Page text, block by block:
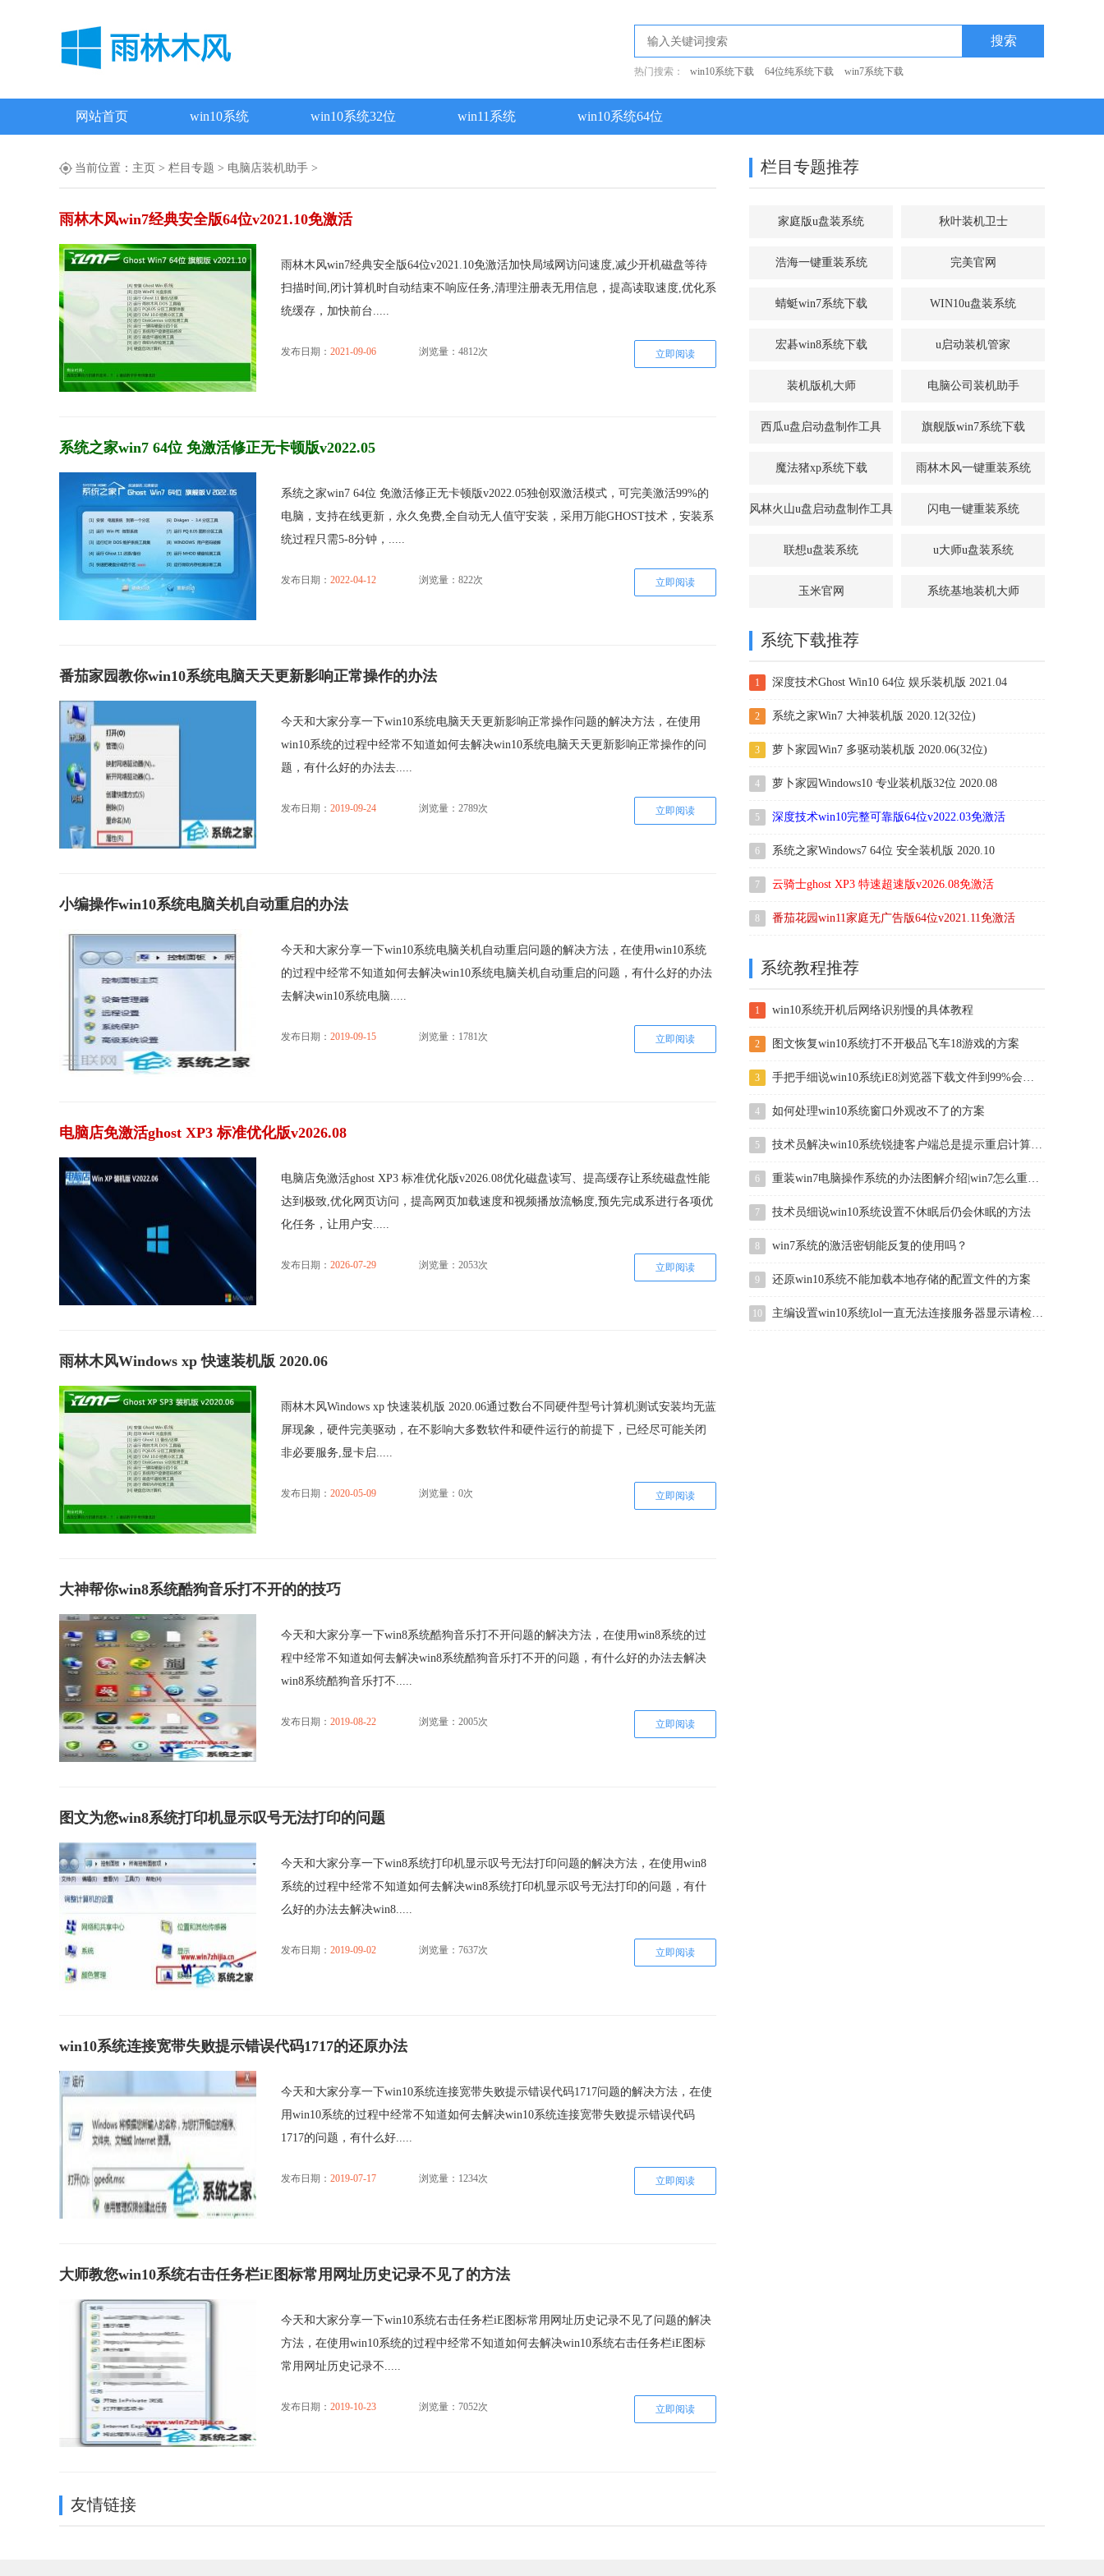
热门搜索： win10系统下载 64位纯系统下载 win7系统下载
网站首页 win10系统 win10系统32位 win11系统 win10系统64位
当前位置： 主页 > 栏目专题 > 电脑店装机助手 >
雨林木风win7经典安全版64位v2021.10免激活
雨林木风win7经典安全版64位v2021.10免激活加快局域网访问速度,减少开机磁盘等待
扫描时间,闭计算机时自动结束不响应任务,清理注册表无用信息，提高读取速度,优化系
统缓存，加快前台.....
发布日期： 2021-09-06 浏览量：4812次 立即阅读
系统之家win7 64位 免激活修正无卡顿版v2022.05
系统之家win7 64位 免激活修正无卡顿版v2022.05独创双激活模式，可完美激活99%的
电脑，支持在线更新，永久免费,全自动无人值守安装，采用万能GHOST技术，安装系
统过程只需5-8分钟，.....
发布日期： 2022-04-12 浏览量：822次 立即阅读
番茄家园教你win10系统电脑天天更新影响正常操作的办法
今天和大家分享一下win10系统电脑天天更新影响正常操作问题的解决方法，在使用
win10系统的过程中经常不知道如何去解决win10系统电脑天天更新影响正常操作的问
题，有什么好的办法去.....
发布日期： 2019-09-24 浏览量：2789次 立即阅读
小编操作win10系统电脑关机自动重启的办法
今天和大家分享一下win10系统电脑关机自动重启问题的解决方法，在使用win10系统
的过程中经常不知道如何去解决win10系统电脑关机自动重启的问题，有什么好的办法
去解决win10系统电脑.....
发布日期： 2019-09-15 浏览量：1781次 立即阅读
电脑店免激活ghost XP3 标准优化版v2026.08
电脑店免激活ghost XP3 标准优化版v2026.08优化磁盘读写、提高缓存让系统磁盘性能
达到极致,优化网页访问，提高网页加载速度和视频播放流畅度,预先完成系进行各项优
化任务，让用户安.....
发布日期： 2026-07-29 浏览量：2053次 立即阅读
雨林木风Windows xp 快速装机版 2020.06
雨林木风Windows xp 快速装机版 2020.06通过数台不同硬件型号计算机测试安装均无蓝
屏现象，硬件完美驱动，在不影响大多数软件和硬件运行的前提下，已经尽可能关闭
非必要服务,显卡启.....
发布日期： 2020-05-09 浏览量：0次 立即阅读
大神帮你win8系统酷狗音乐打不开的的技巧
今天和大家分享一下win8系统酷狗音乐打不开问题的解决方法，在使用win8系统的过
程中经常不知道如何去解决win8系统酷狗音乐打不开的问题，有什么好的办法去解决
win8系统酷狗音乐打不.....
发布日期： 2019-08-22 浏览量：2005次 立即阅读
图文为您win8系统打印机显示叹号无法打印的问题
今天和大家分享一下win8系统打印机显示叹号无法打印问题的解决方法，在使用win8
系统的过程中经常不知道如何去解决win8系统打印机显示叹号无法打印的问题，有什
么好的办法去解决win8.....
发布日期： 2019-09-02 浏览量：7637次 立即阅读
win10系统连接宽带失败提示错误代码1717的还原办法
今天和大家分享一下win10系统连接宽带失败提示错误代码1717问题的解决方法，在使
用win10系统的过程中经常不知道如何去解决win10系统连接宽带失败提示错误代码
1717的问题，有什么好.....
发布日期： 2019-07-17 浏览量：1234次 立即阅读
大师教您win10系统右击任务栏iE图标常用网址历史记录不见了的方法
今天和大家分享一下win10系统右击任务栏iE图标常用网址历史记录不见了问题的解决
方法，在使用win10系统的过程中经常不知道如何去解决win10系统右击任务栏iE图标
常用网址历史记录不.....
发布日期： 2019-10-23 浏览量：7052次 立即阅读
栏目专题推荐
家庭版u盘装系统 秋叶装机卫士
浩海一键重装系统 完美官网
蜻蜓win7系统下载 WIN10u盘装系统
宏碁win8系统下载 u启动装机管家
装机版机大师 电脑公司装机助手
西瓜u盘启动盘制作工具 旗舰版win7系统下载
魔法猪xp系统下载 雨林木风一键重装系统
风林火山u盘启动盘制作工具 闪电一键重装系统
联想u盘装系统 u大师u盘装系统
玉米官网 系统基地装机大师
系统下载推荐
1 深度技术Ghost Win10 64位 娱乐装机版 2021.04
2 系统之家Win7 大神装机版 2020.12(32位)
3 萝卜家园Win7 多驱动装机版 2020.06(32位)
4 萝卜家园Windows10 专业装机版32位 2020.08
5 深度技术win10完整可靠版64位v2022.03免激活
6 系统之家Windows7 64位 安全装机版 2020.10
7 云骑士ghost XP3 特速超速版v2026.08免激活
8 番茄花园win11家庭无广告版64位v2021.11免激活
系统教程推荐
1 win10系统开机后网络识别慢的具体教程
2 图文恢复win10系统打不开极品飞车18游戏的方案
3 手把手细说win10系统iE8浏览器下载文件到99%会自动停止的办法
4 如何处理win10系统窗口外观改不了的方案
5 技术员解决win10系统锐捷客户端总是提示重启计算机后才能使用的
6 重装win7电脑操作系统的办法图解介绍|win7怎么重装的办法介绍
7 技术员细说win10系统设置不休眠后仍会休眠的方法
8 win7系统的激活密钥能反复的使用吗？
9 还原win10系统不能加载本地存储的配置文件的方案
10 主编设置win10系统lol一直无法连接服务器显示请检查网络连接的方案
友情链接